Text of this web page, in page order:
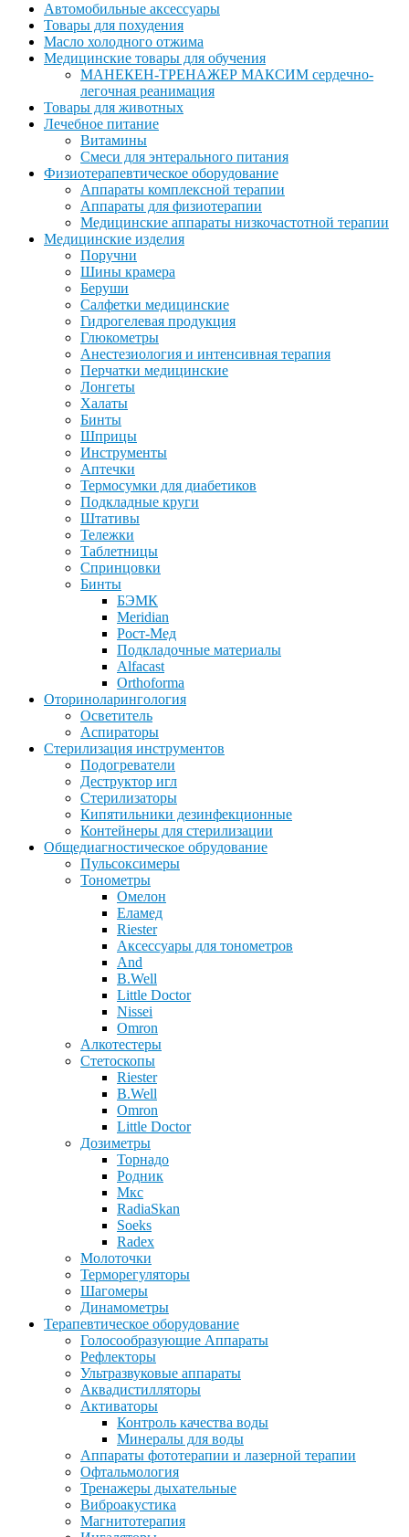
Автомобильные аксессуары
Товары для похудения
Масло холодного отжима
Медицинские товары для обучения
МАНЕКЕН-ТРЕНАЖЕР МАКСИМ сердечно-
легочная реанимация
Товары для животных
Лечебное питание
Витамины
Смеси для энтерального питания
Физиотерапевтическое оборудование
Аппараты комплексной терапии
Аппараты для физиотерапии
Медицинские аппараты низкочастотной терапии
Медицинские изделия
Поручни
Шины крамера
Беруши
Салфетки медицинские
Гидрогелевая продукция
Глюкометры
Анестезиология и интенсивная терапия
Перчатки медицинские
Лонгеты
Халаты
Бинты
Шприцы
Инструменты
Аптечки
Термосумки для диабетиков
Подкладные круги
Штативы
Тележки
Таблетницы
Спринцовки
Бинты
БЭМК
Meridian
Рост-Мед
Подкладочные материалы
Alfacast
Orthoforma
Оториноларингология
Осветитель
Аспираторы
Стерилизация инструментов
Подогреватели
Деструктор игл
Стерилизаторы
Кипятильники дезинфекционные
Контейнеры для стерилизации
Общедиагностическое обрудование
Пульсоксимеры
Тонометры
Омелон
Еламед
Riester
Аксессуары для тонометров
And
B.Well
Little Doctor
Nissei
Omron
Алкотестеры
Стетоскопы
Riester
B.Well
Omron
Little Doctor
Дозиметры
Торнадо
Родник
Мкс
RadiaSkan
Soeks
Radex
Молоточки
Терморегуляторы
Шагомеры
Динамометры
Терапевтическое оборудование
Голосообразующие Аппараты
Рефлекторы
Ультразвуковые аппараты
Аквадистилляторы
Активаторы
Контроль качества воды
Минералы для воды
Аппараты фототерапии и лазерной терапии
Офтальмология
Тренажеры дыхательные
Виброакустика
Магнитотерапия